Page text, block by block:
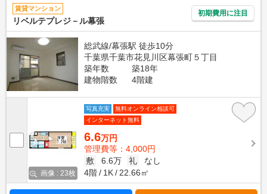
賃貸マンション
リベルテプレジ－ル幕張
初期費用に注目
総武線/幕張駅 徒歩10分
千葉県千葉市花見川区幕張町５丁目
築年数
築18年
建物階数
4階建
画像 : 23枚
写真充実
無料オンライン相談可
インターネット無料
6.6万円
管理費等：4,000円
敷
6.6万 礼
なし
4階
1K 22.66㎡